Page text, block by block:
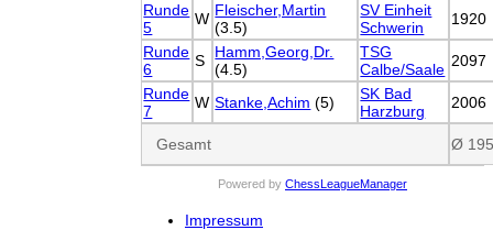
Runde
5
W Fleischer,Martin
(3.5)
SV Einheit
Schwerin
1920
Runde
6
S
Hamm,Georg,Dr.
(4.5)
TSG
Calbe/Saale 2097
Runde
7
W Stanke,Achim (5)
SK Bad
Harzburg
2006
Gesamt Ø
Powered by ChessLeagueManager
Impressum